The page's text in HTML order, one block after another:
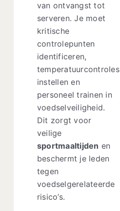
van ontvangst tot
serveren. Je moet
kritische
controlepunten
identificeren,
temperatuurcontroles
instellen en
personeel trainen in
voedselveiligheid.
Dit zorgt voor
veilige
sportmaaltijden en
beschermt je leden
tegen
voedselgerelateerde
risico’s.